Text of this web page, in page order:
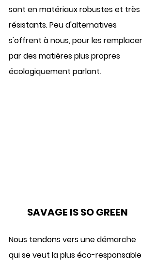
sont en matériaux robustes et très
résistants. Peu d'alternatives
s'offrent à nous, pour les remplacer
par des matières plus propres
écologiquement parlant.
SAVAGE IS SO GREEN
Nous tendons vers une démarche
qui se veut la plus éco-responsable